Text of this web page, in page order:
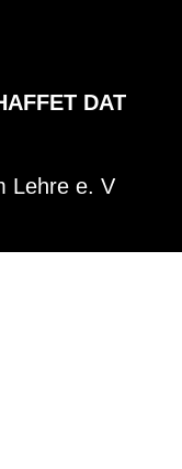
DAT
Lehre e. V